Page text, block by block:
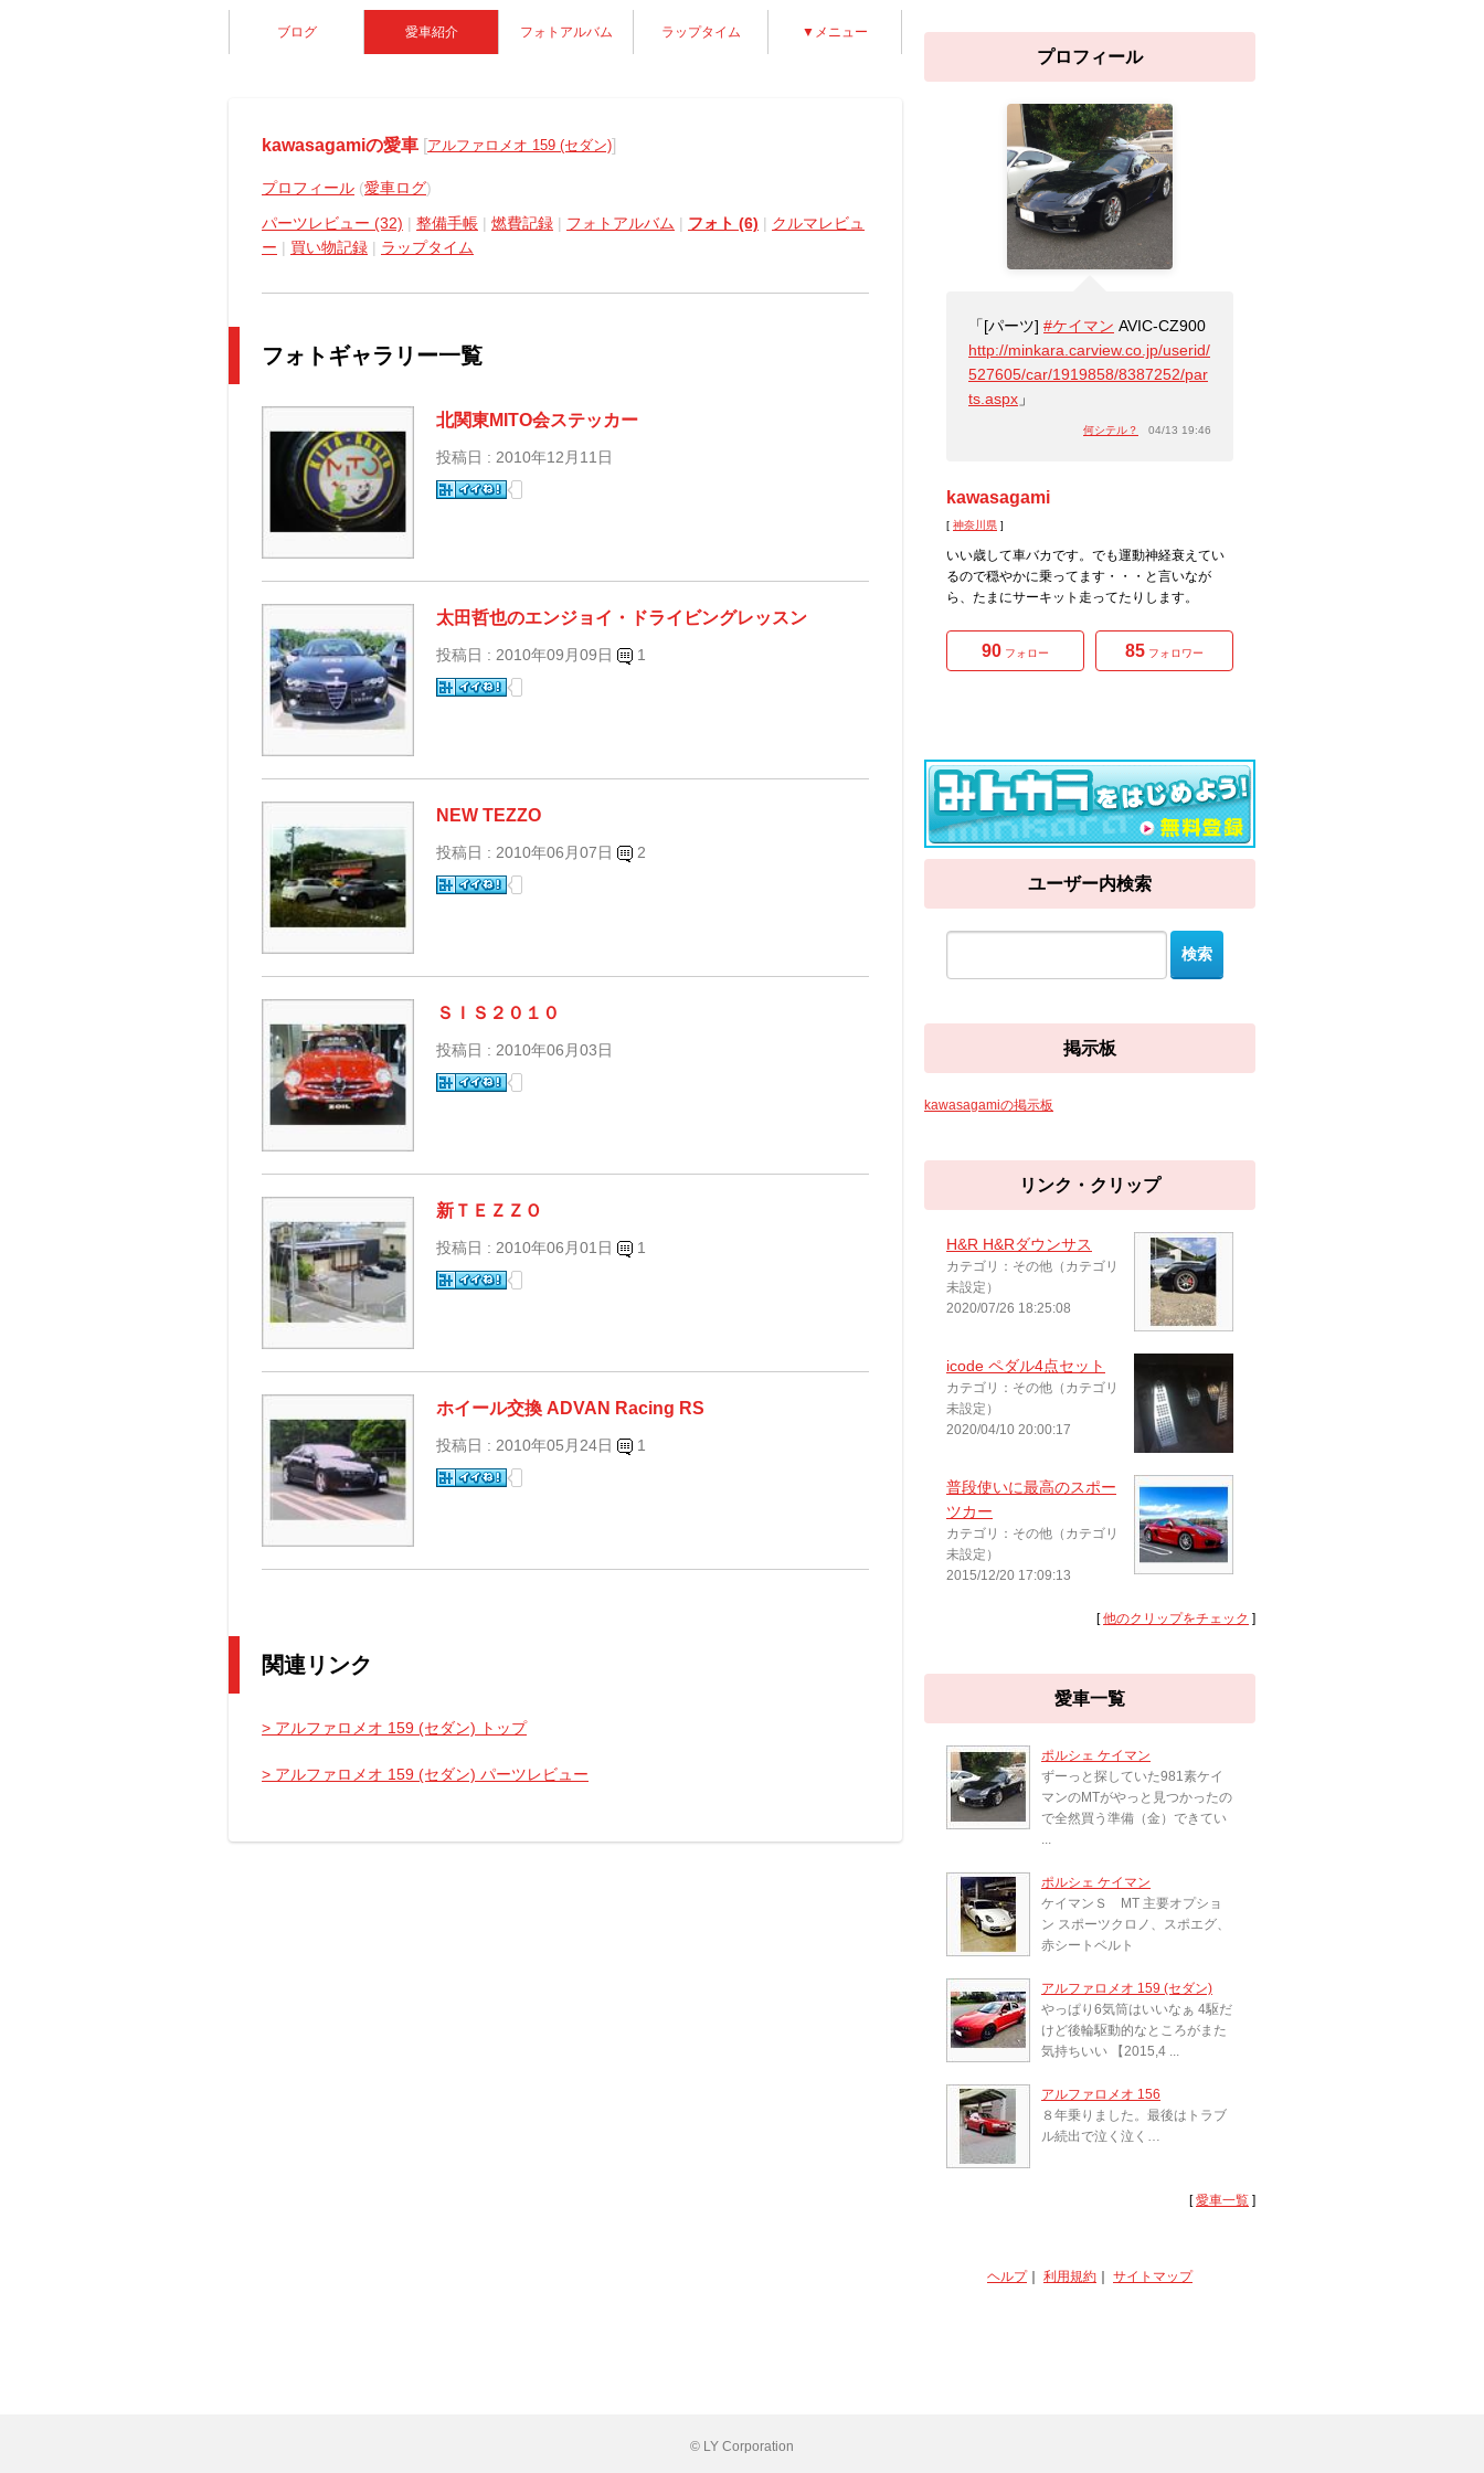
ブログ 愛車紹介 フォトアルバム ラップタイム ▼メニュー
kawasagamiの愛車 [アルファロメオ 159 (セダン)]
プロフィール (愛車ログ)
パーツレビュー (32) | 整備手帳 | 燃費記録 | フォトアルバム | フォト (6) | クルマレビュ
ー | 買い物記録 | ラップタイム
フォトギャラリー一覧
北関東MITO会ステッカー
投稿日 : 2010年12月11日
太田哲也のエンジョイ・ドライビングレッスン
投稿日 : 2010年09月09日 1
NEW TEZZO
投稿日 : 2010年06月07日 2
ＳＩＳ２０１０
投稿日 : 2010年06月03日
新ＴＥＺＺＯ
投稿日 : 2010年06月01日 1
ホイール交換 ADVAN Racing RS
投稿日 : 2010年05月24日 1
関連リンク
> アルファロメオ 159 (セダン) トップ
> アルファロメオ 159 (セダン) パーツレビュー
プロフィール
「[パーツ] #ケイマン AVIC-CZ900
http://minkara.carview.co.jp/userid/
527605/car/1919858/8387252/par
ts.aspx 」
何シテル？ 04/13 19:46
kawasagami
[ 神奈川県 ]
いい歳して車バカです。でも運動神経衰えてい
るので穏やかに乗ってます・・・と言いなが
ら、たまにサーキット走ってたりします。
90 フォロー 85 フォロワー
ユーザー内検索
掲示板
kawasagamiの掲示板
リンク・クリップ
H&R H&Rダウンサス
カテゴリ：その他（カテゴリ
未設定）
2020/07/26 18:25:08
icode ペダル4点セット
カテゴリ：その他（カテゴリ
未設定）
2020/04/10 20:00:17
普段使いに最高のスポー
ツカー
カテゴリ：その他（カテゴリ
未設定）
2015/12/20 17:09:13
[他のクリップをチェック ]
愛車一覧
ポルシェ ケイマン
ずーっと探していた981素ケイ
マンのMTがやっと見つかったの
で全然買う準備（金）できてい
...
ポルシェ ケイマン
ケイマンＳ MT 主要オプショ
ン スポーツクロノ、スポエグ、
赤シートベルト
アルファロメオ 159 (セダン)
やっぱり6気筒はいいなぁ 4駆だ
けど後輪駆動的なところがまた
気持ちいい 【2015,4 ...
アルファロメオ 156
８年乗りました。最後はトラブ
ル続出で泣く泣く…
[愛車一覧 ]
ヘルプ｜ 利用規約 サイトマップ
© LY Corporation